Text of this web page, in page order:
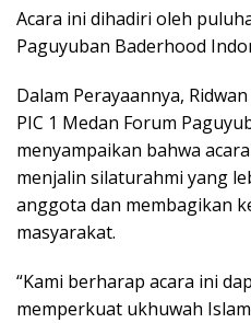
Acara ini dihadiri oleh
Paguyuban Baderhood
Dalam Perayaannya,
PIC 1 Medan Forum
menyampaikan bahwa
menjalin silaturahmi yang
anggota dan membagikan
masyarakat.
“Kami berharap acara ini
memperkuat ukhuwah